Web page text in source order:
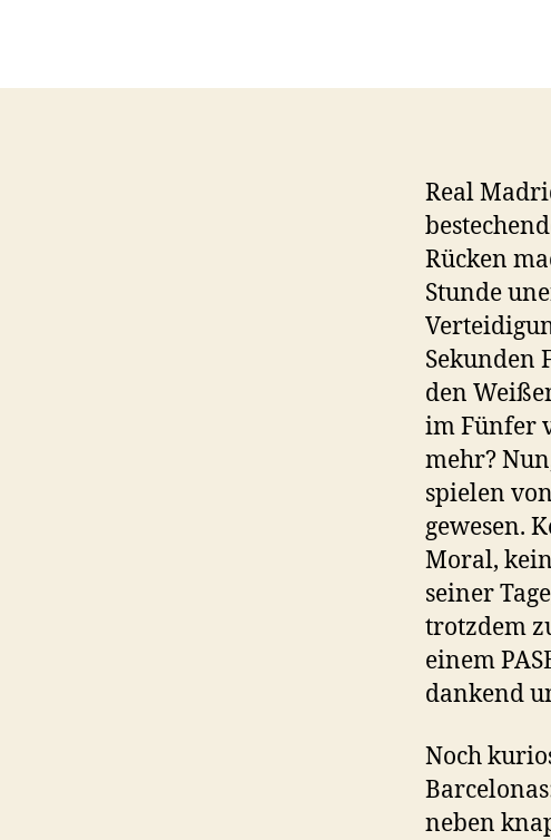
Real
Rücken
Stunde
Sekunden
den
im Fünfer
mehr?
spielen
gewesen.
Moral,
seiner
trotzdem
einem
dankend
Noch
neben